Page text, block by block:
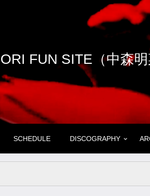
FUN SITE（中森
SCHEDULE DISCOGRAPHY